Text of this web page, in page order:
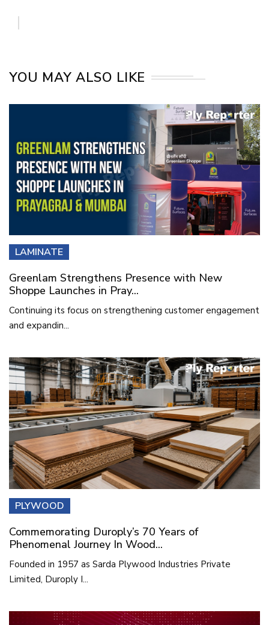
YOU MAY ALSO LIKE
LAMINATE
Greenlam Strengthens Presence with New
Shoppe Launches in Pray...
Continuing its focus on strengthening customer engagement
and expandin...
PLYWOOD
Commemorating Duroply’s 70 Years of
Phenomenal Journey In Wood...
Founded in 1957 as Sarda Plywood Industries Private
Limited, Duroply I...